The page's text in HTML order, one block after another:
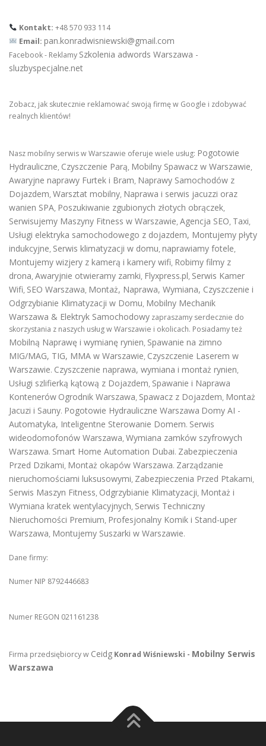
Kontakt: +48 570 933 114
Email: pan.konradwisniewski@gmail.com
Facebook - Reklamy Szkolenia adwords Warszawa -
sluzbyspecjalne.net
Zobacz, jak skutecznie reklamować swoją firmę w Google i zdobywać
realnych klientów!
Nasz mobilny serwis w Warszawie oferuje wiele usług: Pogotowie
Hydrauliczne, Czyszczenie Parą, Mobilny Spawacz w Warszawie,
Awaryjne naprawy Furtek i Bram, Naprawy Samochodów z
Dojazdem, Warsztat mobilny, Naprawa i serwis jacuzzi oraz
wanien SPA, Poszukiwanie zgubionych złotych obrączek,
Serwisujemy Maszyny Fitness w Warszawie, Agencja SEO, Taxi,
Usługi elektryka samochodowego z dojazdem, Montujemy płyty
indukcyjne, Serwis klimatyzacji w domu, naprawiamy fotele,
Montujemy wizjery z kamerą i kamery wifi, Robimy filmy z
drona, Awaryjnie otwieramy zamki, Flyxpress.pl, Serwis Kamer
Wifi, SEO Warszawa, Montaż, Naprawa, Wymiana, Czyszczenie i
Odgrzybianie Klimatyzacji w Domu, Mobilny Mechanik
Warszawa & Elektryk Samochodowy zapraszamy serdecznie do
skorzystania z naszych usług w Warszawie i okolicach. Posiadamy też
Mobilną Naprawę i wymianę rynien, Spawanie na zimno
MIG/MAG, TIG, MMA w Warszawie, Czyszczenie Laserem w
Warszawie. Czyszczenie naprawa, wymiana i montaż rynien,
Usługi szlifierką kątową z Dojazdem, Spawanie i Naprawa
Kontenerów Ogrodnik Warszawa, Spawacz z Dojazdem, Montaż
Jacuzi i Sauny. Pogotowie Hydrauliczne Warszawa Domy AI -
Automatyka, Inteligentne Sterowanie Domem. Serwis
wideodomofonów Warszawa, Wymiana zamków szyfrowych
Warszawa. Smart Home Automation Dubai. Zabezpieczenia
Przed Dzikami, Montaż okapów Warszawa. Zarządzanie
nieruchomościami luksusowymi, Zabezpieczenia Przed Ptakami,
Serwis Maszyn Fitness, Odgrzybianie Klimatyzacji, Montaż i
Wymiana kratek wentylacyjnych, Serwis Techniczny
Nieruchomości Premium, Profesjonalny Komik i Stand-uper
Warszawa, Montujemy Suszarki w Warszawie.
Dane firmy:
Numer NIP 8792446683
Numer REGON 021161238
Firma przedsiębiorcy w Ceidg Konrad Wiśniewski - Mobilny Serwis
Warszawa